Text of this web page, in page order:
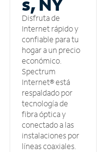
Disfruta de
Internet rápido y
confiable para tu
hogar a un precio
económico.
Spectrum
Internet® está
respaldado por
tecnología de
fibra óptica y
conectado a las
instalaciones por
líneas coaxiales.